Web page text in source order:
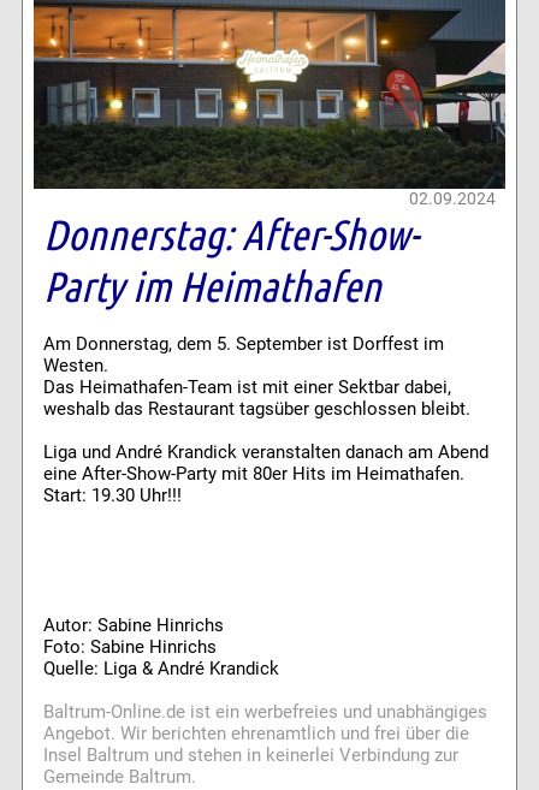
02.09.2024
Donnerstag: After-Show-
Party im Heimathafen
Am Donnerstag, dem 5. September ist Dorffest im
Westen.
Das Heimathafen-Team ist mit einer Sektbar dabei,
weshalb das Restaurant tagsüber geschlossen bleibt.
Liga und André Krandick veranstalten danach am Abend
eine After-Show-Party mit 80er Hits im Heimathafen.
Start: 19.30 Uhr!!!
Autor: Sabine Hinrichs
Foto: Sabine Hinrichs
Quelle: Liga & André Krandick
Baltrum-Online.de ist ein werbefreies und unabhängiges
Angebot. Wir berichten ehrenamtlich und frei über die
Insel Baltrum und stehen in keinerlei Verbindung zur
Gemeinde Baltrum.